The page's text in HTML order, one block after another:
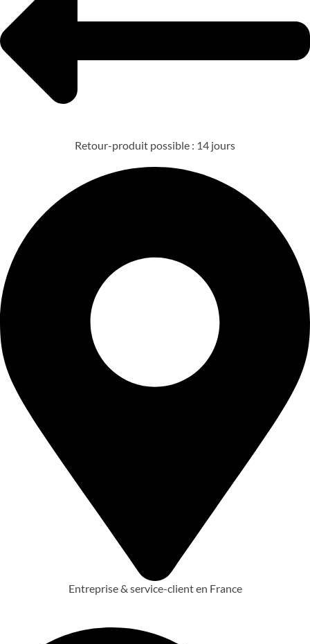
Retour-produit possible : 14 jours
Entreprise & service-client en France